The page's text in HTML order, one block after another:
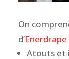
On
d’Enerdrape
Atouts et